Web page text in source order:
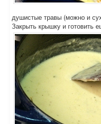
душистые травы (можно и
Закрыть крышку и готовить